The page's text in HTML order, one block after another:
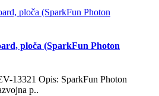
ploča (SparkFun Photon
13321 Opis: SparkFun Photon
p..